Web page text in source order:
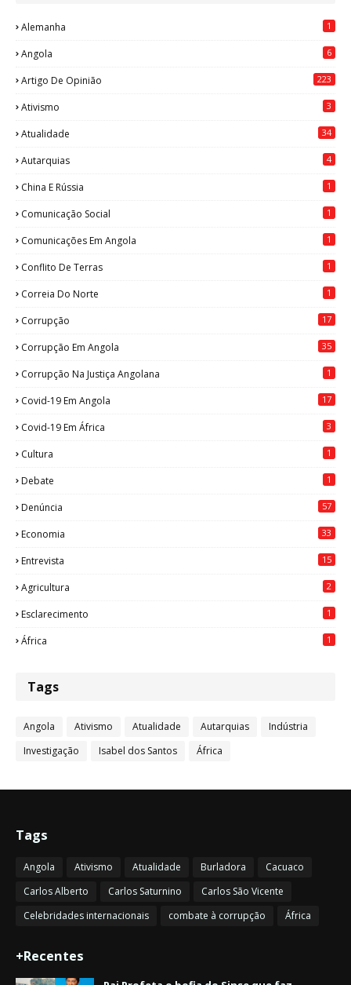
Alemanha 1
Angola 6
Artigo De Opinião 223
Ativismo 3
Atualidade 34
Autarquias 4
China E Rússia 1
Comunicação Social 1
Comunicações Em Angola 1
Conflito De Terras 1
Correia Do Norte 1
Corrupção 17
Corrupção Em Angola 35
Corrupção Na Justiça Angolana 1
Covid-19 Em Angola 17
Covid-19 Em África 3
Cultura 1
Debate 1
Denúncia 57
Economia 33
Entrevista 15
Agricultura 2
Esclarecimento 1
África 1
Tags
Angola Ativismo Atualidade Autarquias
Indústria
Investigação
Isabel dos Santos África
Tags
Angola Ativismo Atualidade Burladora
Cacuaco
Carlos Alberto
Carlos Saturnino
Carlos São Vicente
Celebridades internacionais
combate à corrupção África
+Recentes